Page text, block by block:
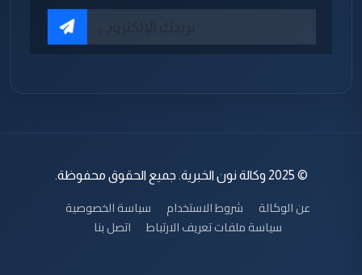
© 2025 وكالة نون الخبرية. جميع الحقوق محفوظة.
عن الوكالة شروط الاستخدام
سياسة الخصوصية
سياسة ملفات تعريف الارتباط
اتصل بنا